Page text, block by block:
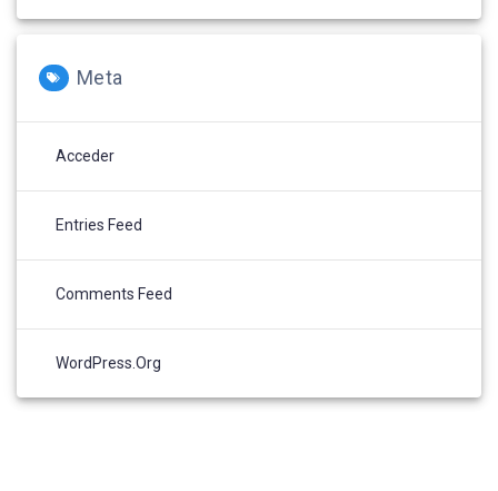
Meta
Acceder
Entries Feed
Comments Feed
WordPress.org